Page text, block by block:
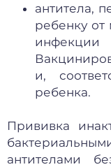
антитела,
ребенку от
и,
ребенка.
Прививка
антителами